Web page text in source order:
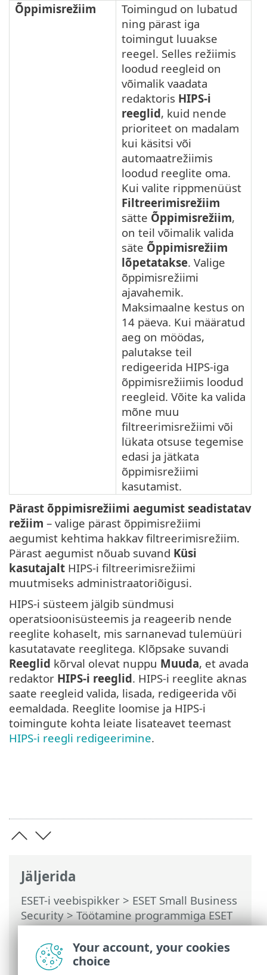
Jäljerida
ESET-i veebispikker > ESET Small Business
Security>Töötamine programmiga ESET
Small Business Security>Täpsem
häälestus >Kontrollid> HIPS – Host
Intrusion Prevention System
Õppimisrežiim
Toimingud on lubatud
ning pärast iga
toimingut luuakse
reegel. Selles režiimis
loodud reegleid on
võimalik vaadata
redaktoris HIPS-i
reeglid, kuid nende
prioriteet on madalam
kui käsitsi või
automaatrežiimis
loodud reeglite oma.
Kui valite rippmenüüst
Filtreerimisrežiim
sätte Õppimisrežiim,
on teil võimalik valida
säte Õppimisrežiim
lõpetatakse. Valige
õppimisrežiimi
ajavahemik.
Maksimaalne kestus on
14 päeva. Kui määratud
aeg on möödas,
palutakse teil
redigeerida HIPS-iga
õppimisrežiimis loodud
reegleid. Võite ka valida
mõne muu
filtreerimisrežiimi või
lükata otsuse tegemise
edasi ja jätkata
õppimisrežiimi
kasutamist.
Pärast õppimisrežiimi aegumist seadistatav
režiim – valige pärast õppimisrežiimi
aegumist kehtima hakkav filtreerimisrežiim.
Pärast aegumist nõuab suvand Küsi
kasutajalt HIPS-i filtreerimisrežiimi
muutmiseks administraatoriõigusi.
HIPS-i süsteem jälgib sündmusi
operatsioonisüsteemis ja reageerib nende
reeglite kohaselt, mis sarnanevad tulemüüri
kasutatavate reeglitega. Klõpsake suvandi
Reeglid kõrval olevat nuppu Muuda, et avada
redaktor HIPS-i reeglid. HIPS-i reeglite aknas
saate reegleid valida, lisada, redigeerida või
eemaldada. Reeglite loomise ja HIPS-i
toimingute kohta leiate lisateavet teemast
HIPS-i reegli redigeerimine.
Your account, your cookies
choice